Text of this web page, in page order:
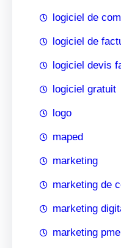
logiciel de
logiciel de
logiciel devis
logiciel gratuit
logo
maped
marketing
marketing de
marketing
marketing pme